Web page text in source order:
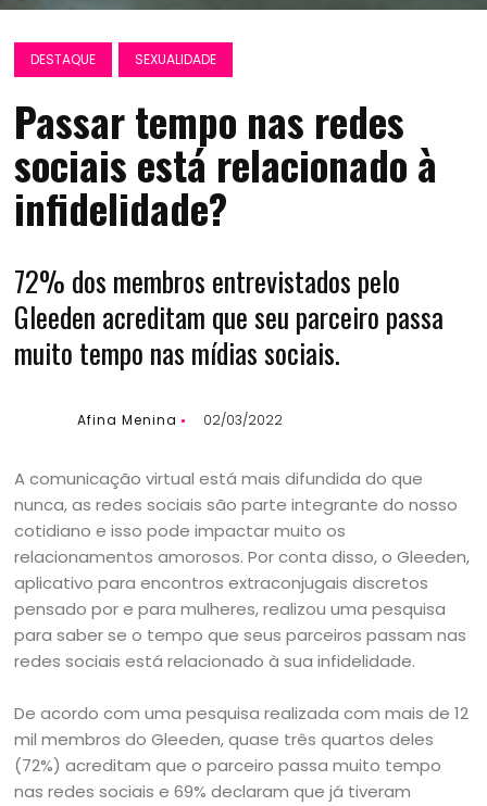
DESTAQUE SEXUALIDADE
Passar tempo nas redes
sociais está relacionado à
infidelidade?
72% dos membros entrevistados pelo
Gleeden acreditam que seu parceiro passa
muito tempo nas mídias sociais.
Afina Menina 02/03/2022
A comunicação virtual está mais difundida do que
nunca, as redes sociais são parte integrante do nosso
cotidiano e isso pode impactar muito os
relacionamentos amorosos. Por conta disso, o Gleeden,
aplicativo para encontros extraconjugais discretos
pensado por e para mulheres, realizou uma pesquisa
para saber se o tempo que seus parceiros passam nas
redes sociais está relacionado à sua infidelidade.
De acordo com uma pesquisa realizada com mais de 12
mil membros do Gleeden, quase três quartos deles
(72%) acreditam que o parceiro passa muito tempo
nas redes sociais e 69% declaram que já tiveram